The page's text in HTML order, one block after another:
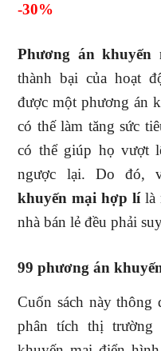
-30%
Phương án khuyến
thành bại của hoạt
được một phương án
có thế làm tăng sức
có thể giúp họ vượt
ngược lại. Do đó,
khuyến mại hợp lílà
nhà bán lẻ đều phải
99 phương án
Cuốn sách này thông
phân tích thị trường